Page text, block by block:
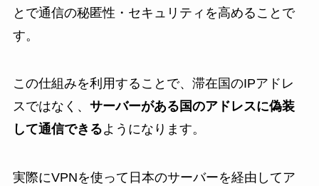
とで通信の秘匿性・セキュリティを高めることで
す。
この仕組みを利用することで、滞在国のIPアドレ
スではなく、 サーバーがある国のアドレスに偽装
して通信できるようになります。
実際にVPNを使って日本のサーバーを経由してア